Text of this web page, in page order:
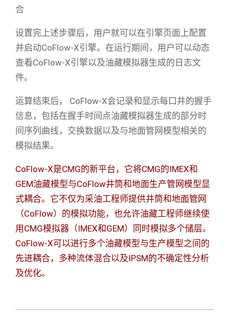
合
设置完上述步骤后，用户就可以在引擎页面上配置
并启动CoFlow-X引擎。在运行期间，用户可以动态
查看CoFlow-X引擎以及油藏模拟器生成的日志文
件。
运算结束后， CoFlow-X会记录和显示每口井的握手
信息，包括在握手时间点油藏模拟器生成的部分时
间序列曲线，交换数据以及与地面管网模型相关的
模拟结果。
CoFlow-X是CMG的新平台，它将CMG的IMEX和
GEM油藏模型与CoFlow井筒和地面生产管网模型显
式耦合。它不仅为采油工程师提供井筒和地面管网
（CoFlow）的模拟功能，也允许油藏工程师继续使
用CMG模拟器（IMEX和GEM）同时模拟多个储层。
CoFlow-X可以进行多个油藏模型与生产模型之间的
先进耦合，多种流体混合以及IPSM的不确定性分析
及优化。